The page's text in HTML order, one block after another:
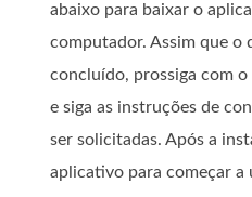
abaixo para baixar o
computador. Assim que o
concluído, prossiga com
e siga as instruções de
ser solicitadas. Após a
aplicativo para começar a